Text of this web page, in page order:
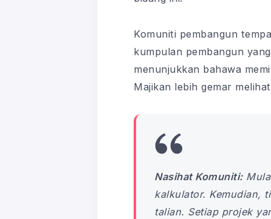
Komuniti pembangun
kumpulan pembangun
menunjukkan bahawa
Majikan lebih gemar
Nasihat Komuniti:
kalkulator. Kemudian,
talian. Setiap projek